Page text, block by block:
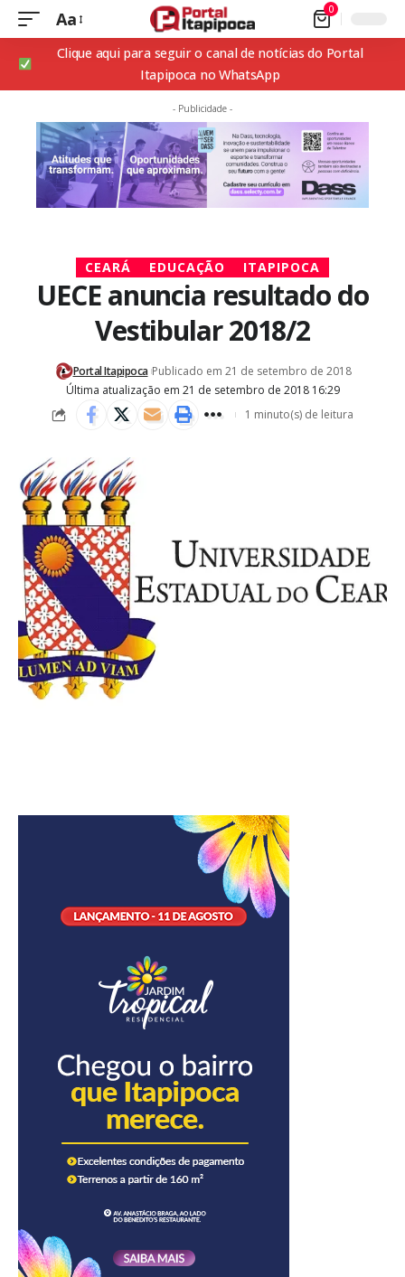
Aa 0
Clique aqui para seguir o canal de notícias do Portal
Itapipoca no WhatsApp
- Publicidade -
CEARÁ EDUCAÇÃO ITAPIPOCA
UECE anuncia resultado do
Vestibular 2018/2
Última atualização em 21 de setembro de 2018 16:29
Portal Itapipoca Publicado em 21 de setembro de 2018
1 minuto(s) de leitura